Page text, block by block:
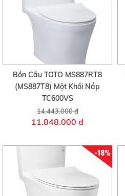
Bồn Cầu TOTO MS887RT8
(MS887T8) Một Khối Nắp
TC600VS
14.443.000 đ
11.848.000 đ
-18%